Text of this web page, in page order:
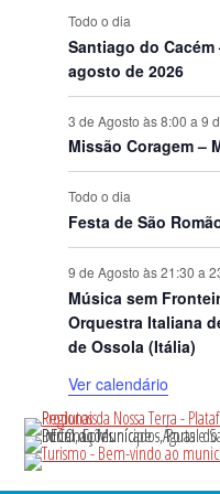
Todo o dia
Santiago do
agosto de 2026
3 de Agosto às 8:00 a 9
Missão Coragem –
Todo o dia
Festa de São
9 de Agosto às 21:30 a
Música sem
Orquestra Italiana
de Ossola (Itália)
Ver calendário